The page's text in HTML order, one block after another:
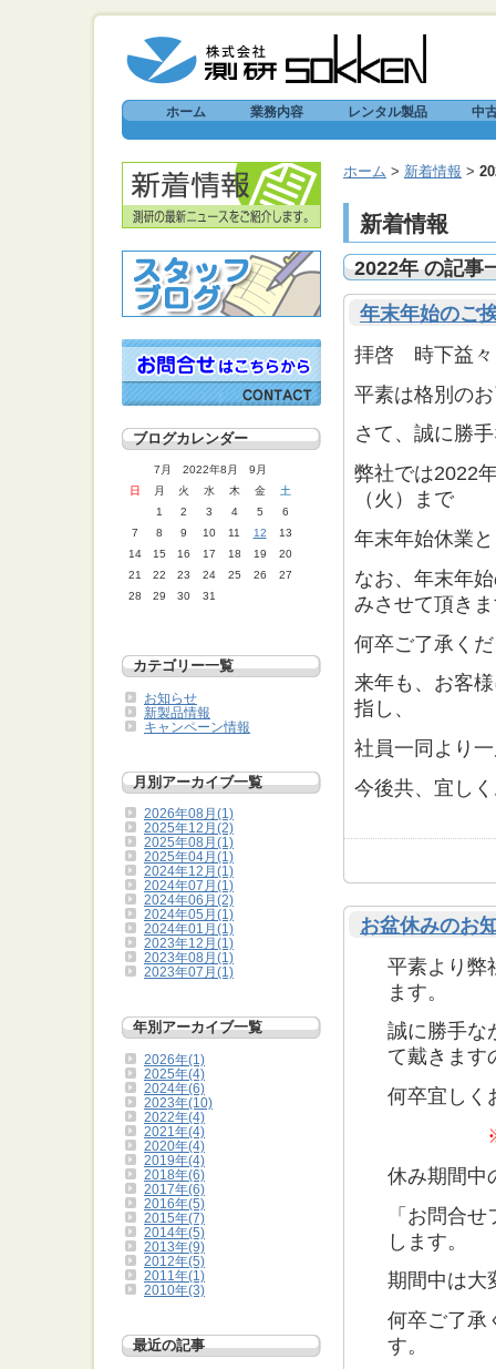
ホーム 業務内容 レンタル製品 中
ホーム > 新着情報 >
新着情報
2022年 の記事
年末年始のご
拝啓 時下益々
平素は格別の
さて、誠に勝
弊社では2022
（火）まで
年末年始休業
なお、年末年
みさせて頂き
何卒ご了承く
来年も、お客
指し、
社員一同より
今後共、宜し
お盆休みのお
平素より弊
ます。
誠に勝手な
て戴きます
何卒宜しく
※ 8月
休み期間中
「お問合
します。
期間中は大
何卒ご了承
す。
ブログカレンダー
7月 2022年8月 9月
日
月 火 水 木 金
土
1
2 3 4 5
6
7
8 9 10 11 12
13
14
15 16 17 18 19
20
21
22 23 24 25 26
27
28
29 30 31
カテゴリー一覧
お知らせ
新製品情報
キャンペーン情報
月別アーカイブ一覧
2026年08月(1)
2025年12月(2)
2025年08月(1)
2025年04月(1)
2024年12月(1)
2024年07月(1)
2024年06月(2)
2024年05月(1)
2024年01月(1)
2023年12月(1)
2023年08月(1)
2023年07月(1)
年別アーカイブ一覧
2026年(1)
2025年(4)
2024年(6)
2023年(10)
2022年(4)
2021年(4)
2020年(4)
2019年(4)
2018年(6)
2017年(6)
2016年(5)
2015年(7)
2014年(5)
2013年(9)
2012年(5)
2011年(1)
2010年(3)
最近の記事